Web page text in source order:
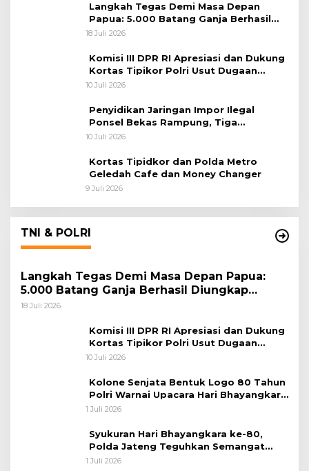
Langkah Tegas Demi Masa Depan
Papua: 5.000 Batang Ganja Berhasil
Diungkap Koops TNI Habema
18 Juli 2026
Komisi III DPR RI Apresiasi dan Dukung
Kortas Tipikor Polri Usut Dugaan
Korupsi Batu Bara
10 Juli 2026
Penyidikan Jaringan Impor Ilegal
Ponsel Bekas Rampung, Tiga
Tersangka Sudah P-21 dan Satu Buron
10 Juli 2026
Kortas Tipidkor dan Polda Metro
Geledah Cafe dan Money Changer
9 Juli 2026
TNI & POLRI
Langkah Tegas Demi Masa Depan Papua:
5.000 Batang Ganja Berhasil Diungkap
Koops TNI Habema
18 Juli 2026
Komisi III DPR RI Apresiasi dan Dukung
Kortas Tipikor Polri Usut Dugaan
Korupsi Batu Bara
10 Juli 2026
Kolone Senjata Bentuk Logo 80 Tahun
Polri Warnai Upacara Hari Bhayangkara
ke-80
1 Juli 2026
Syukuran Hari Bhayangkara ke-80,
Polda Jateng Teguhkan Semangat
Pengabdian dan Pererat Kebersamaan
1 Juli 2026